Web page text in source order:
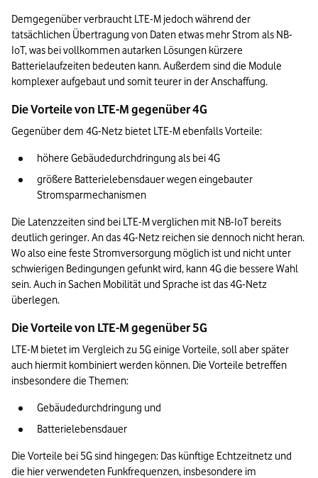
Demgegenüber verbraucht LTE-M jedoch während der
tatsächlichen Übertragung von Daten etwas mehr Strom als NB-
IoT, was bei vollkommen autarken Lösungen kürzere
Batterielaufzeiten bedeuten kann. Außerdem sind die Module
komplexer aufgebaut und somit teurer in der Anschaffung.
Die Vorteile von LTE-M gegenüber 4G
Gegenüber dem 4G-Netz bietet LTE-M ebenfalls Vorteile:
höhere Gebäudedurchdringung als bei 4G
größere Batterielebensdauer wegen eingebauter
Stromsparmechanismen
Die Latenzzeiten sind bei LTE-M verglichen mit NB-IoT bereits
deutlich geringer. An das 4G-Netz reichen sie dennoch nicht heran.
Wo also eine feste Stromversorgung möglich ist und nicht unter
schwierigen Bedingungen gefunkt wird, kann 4G die bessere Wahl
sein. Auch in Sachen Mobilität und Sprache ist das 4G-Netz
überlegen.
Die Vorteile von LTE-M gegenüber 5G
LTE-M bietet im Vergleich zu 5G einige Vorteile, soll aber später
auch hiermit kombiniert werden können. Die Vorteile betreffen
insbesondere die Themen:
Gebäudedurchdringung und
Batterielebensdauer
Die Vorteile bei 5G sind hingegen: Das künftige Echtzeitnetz und
die hier verwendeten Funkfrequenzen, insbesondere im